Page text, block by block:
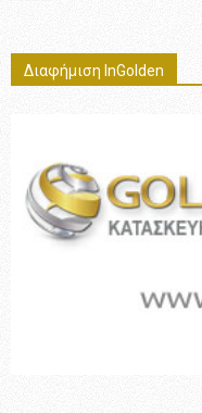
Διαφήμιση InGolden